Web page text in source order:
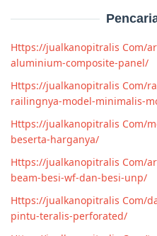
Https://jualkanopitralis Com/
aluminium-composite-panel/
Https://jualkanopitralis Com/
railingnya-model-minimalis-
Https://jualkanopitralis Com/
beserta-harganya/
Https://jualkanopitralis Com/
beam-besi-wf-dan-besi-unp/
Https://jualkanopitralis Com/
pintu-teralis-perforated/